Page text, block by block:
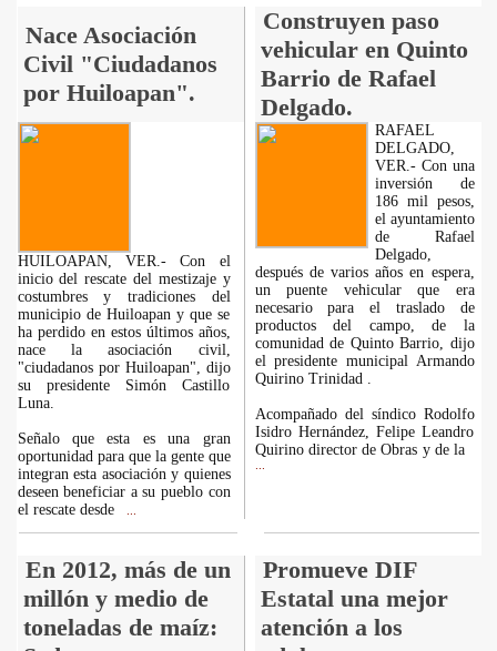
Nace Asociación
Civil "Ciudadanos
por Huiloapan".
Construyen paso
vehicular en Quinto
Barrio de Rafael
Delgado.
HUILOAPAN, VER.- Con el
inicio del rescate del mestizaje y
costumbres y tradiciones del
municipio de Huiloapan y que se
ha perdido en estos últimos años,
nace la asociación civil,
"ciudadanos por Huiloapan", dijo
su presidente Simón Castillo
Luna.
Señalo que esta es una gran
oportunidad para que la gente que
integran esta asociación y quienes
deseen beneficiar a su pueblo con
el rescate desde
RAFAEL
DELGADO,
VER.- Con una
inversión de
186 mil pesos,
el ayuntamiento
de Rafael
Delgado,
después de varios años en espera,
un puente vehicular que era
necesario para el traslado de
productos del campo, de la
comunidad de Quinto Barrio, dijo
el presidente municipal Armando
Quirino Trinidad .
Acompañado del síndico Rodolfo
Isidro Hernández, Felipe Leandro
Quirino director de Obras y de la
En 2012, más de un
millón y medio de
toneladas de maíz:
Promueve DIF
Estatal una mejor
atención a los